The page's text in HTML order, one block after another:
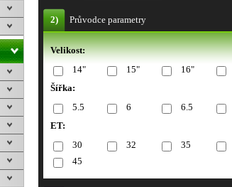
2) Průvodce parametry
Velikost:
14"
15" 16"
Šířka:
5.5
6 6.5
ET:
30
32 35
45